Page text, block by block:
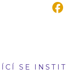
SE